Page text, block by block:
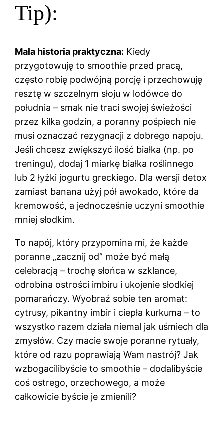
Tip):
Mała historia praktyczna: Kiedy
przygotowuję to smoothie przed pracą,
często robię podwójną porcję i przechowuję
resztę w szczelnym słoju w lodówce do
południa – smak nie traci swojej świeżości
przez kilka godzin, a poranny pośpiech nie
musi oznaczać rezygnacji z dobrego napoju.
Jeśli chcesz zwiększyć ilość białka (np. po
treningu), dodaj 1 miarkę białka roślinnego
lub 2 łyżki jogurtu greckiego. Dla wersji detox
zamiast banana użyj pół awokado, które da
kremowość, a jednocześnie uczyni smoothie
mniej słodkim.
To napój, który przypomina mi, że każde
poranne „zacznij od” może być małą
celebracją – trochę słońca w szklance,
odrobina ostrości imbiru i ukojenie słodkiej
pomarańczy. Wyobraź sobie ten aromat:
cytrusy, pikantny imbir i ciepła kurkuma – to
wszystko razem działa niemal jak uśmiech dla
zmysłów. Czy macie swoje poranne rytuały,
które od razu poprawiają Wam nastrój? Jak
wzbogacilibyście to smoothie – dodalibyście
coś ostrego, orzechowego, a może
całkowicie byście je zmienili?